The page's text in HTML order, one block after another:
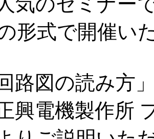
形式で開催い
路図の読み方
興電機製作所